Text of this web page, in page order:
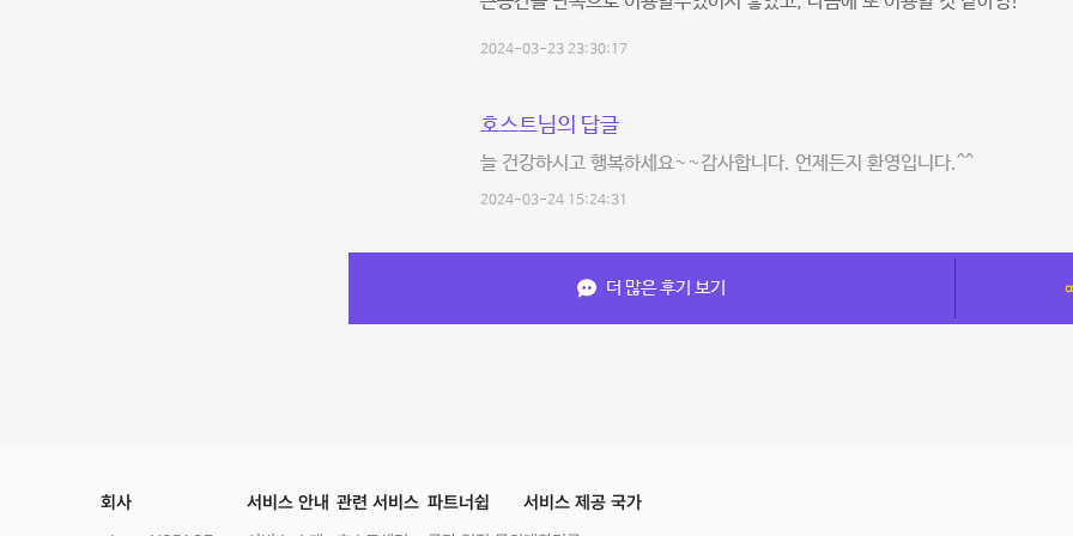
2024-03-23 23:30:17
호스트님의 답글
늘 건강하시고 행복하세요~~감사합니다. 언제든지 환영입니다.^^
2024-03-24 15:24:31
더 많은 후기 보기
회사 서비스 안내 관련 서비스 파트너쉽 서비스 제공 국가